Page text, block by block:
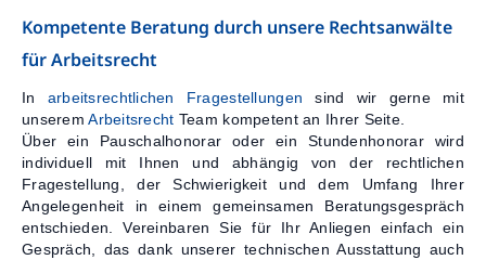
Kompetente Beratung durch unsere Rechtsanwälte
für Arbeitsrecht
In arbeitsrechtlichen Fragestellungen sind wir gerne mit
unseremArbeitsrecht Team kompetent an Ihrer Seite.
Über ein Pauschalhonorar oder ein Stundenhonorar wird
individuell mit Ihnen und abhängig von der rechtlichen
Fragestellung, der Schwierigkeit und dem Umfang Ihrer
Angelegenheit in einem gemeinsamen Beratungsgespräch
entschieden. Vereinbaren Sie für Ihr Anliegen einfach ein
Gespräch, das dank unserer technischen Ausstattung auch